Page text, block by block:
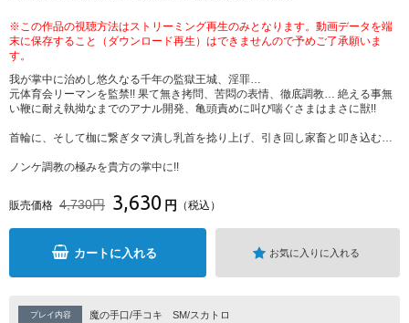
※この作品の視聴方法はストリーミング再生のみとなります。動画データを端
末に保存すること（ダウンロード再生）はできませんので予めご了承願いま
す。
我が掌中に治めし悠久なる千年の監獄王城、淫罪…
元体育会リーマンを監禁!! 果て無き拷問、苦悶の表情、徹底調教… 絶える事無
い鞭に耐え執拗なまでのアナル開発、亀頭責めに叫び喘ぐさまはまさに獣!!
首輪に、そして枷に繋ぎタマ潰し乳首を捻り上げ、引き回し家畜と叩き込む…
ノンケ調教の極みを貴方の掌中に!!
販売価格 4,730円 3,630 円 （税込）
カートに入れる お気に入りに入れる
プレイ内容 魔の手口/手コキ SM/スカトロ